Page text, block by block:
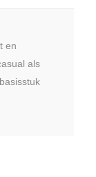
en
als